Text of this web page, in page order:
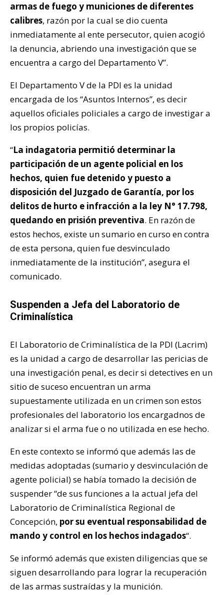
armas de fuego y municiones de diferentes
calibres, razón por la cual se dio cuenta
inmediatamente al ente persecutor, quien acogió
la denuncia, abriendo una investigación que se
encuentra a cargo del Departamento V”.
El Departamento V de la PDI es la unidad
encargada de los “Asuntos Internos”, es decir
aquellos oficiales policiales a cargo de investigar a
los propios policías.
“La indagatoria permitió determinar la
participación de un agente policial en los
hechos, quien fue detenido y puesto a
disposición del Juzgado de Garantía, por los
delitos de hurto e infracción a la ley N° 17.798,
quedando en prisión preventiva. En razón de
estos hechos, existe un sumario en curso en contra
de esta persona, quien fue desvinculado
inmediatamente de la institución”, asegura el
comunicado.
Suspenden a Jefa del Laboratorio de
Criminalística
El Laboratorio de Criminalística de la PDI (Lacrim)
es la unidad a cargo de desarrollar las pericias de
una investigación penal, es decir si detectives en un
sitio de suceso encuentran un arma
supuestamente utilizada en un crimen son estos
profesionales del laboratorio los encargadnos de
analizar si el arma fue o no utilizada en ese hecho.
En este contexto se informó que además las de
medidas adoptadas (sumario y desvinculación de
agente policial) se había tomado la decisión de
suspender “de sus funciones a la actual jefa del
Laboratorio de Criminalística Regional de
Concepción, por su eventual responsabilidad de
mando y control en los hechos indagados“.
Se informó además que existen diligencias que se
siguen desarrollando para lograr la recuperación
de las armas sustraídas y la munición.